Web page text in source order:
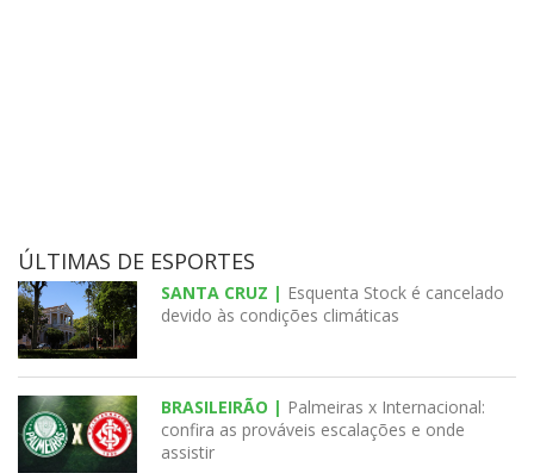
ÚLTIMAS DE ESPORTES
SANTA CRUZ | Esquenta Stock é cancelado
devido às condições climáticas
BRASILEIRÃO | Palmeiras x Internacional:
confira as prováveis escalações e onde
assistir